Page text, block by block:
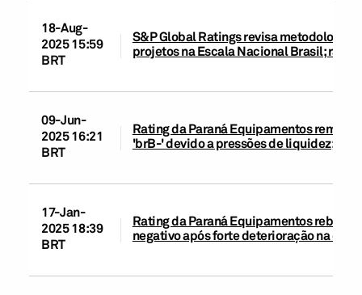
18-Aug-
2025 15:59
BRT
S&P Global Ratings revisa
projetos na Escala Nacional Brasil;
09-Jun-
2025 16:21
BRT
Rating da Paraná Equipamentos
'brB-' devido a pressões de liquidez;
17-Jan-
2025 18:39
BRT
Rating da Paraná Equipamentos
negativo após forte deterioração na